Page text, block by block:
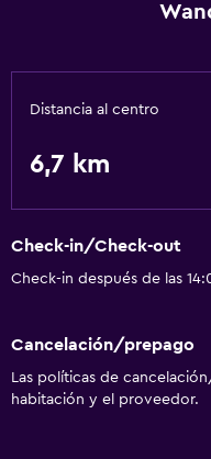
Distancia al centro
6,7 km
Check-in/Check-out
Check-in después de las
Cancelación/prepago
Las políticas de
habitación y el proveedor.